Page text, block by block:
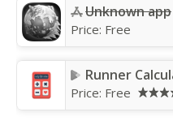
Unknown app
Price: Free
Runner
Price: Free